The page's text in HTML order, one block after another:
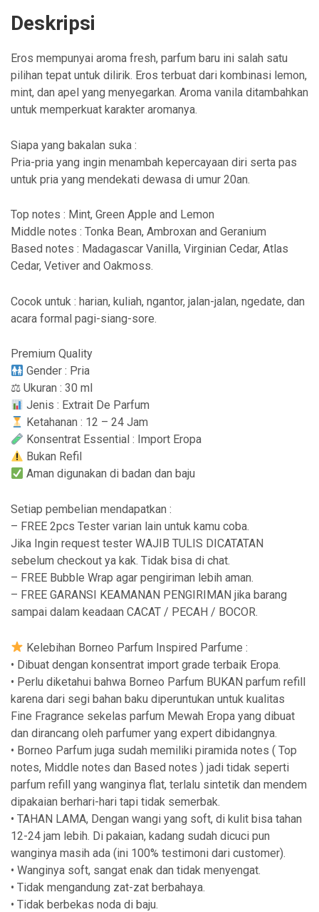
Deskripsi
Eros mempunyai aroma fresh, parfum baru ini salah satu
pilihan tepat untuk dilirik. Eros terbuat dari kombinasi lemon,
mint, dan apel yang menyegarkan. Aroma vanila ditambahkan
untuk memperkuat karakter aromanya.
Siapa yang bakalan suka :
Pria-pria yang ingin menambah kepercayaan diri serta pas
untuk pria yang mendekati dewasa di umur 20an.
Top notes : Mint, Green Apple and Lemon
Middle notes : Tonka Bean, Ambroxan and Geranium
Based notes : Madagascar Vanilla, Virginian Cedar, Atlas
Cedar, Vetiver and Oakmoss.
Cocok untuk : harian, kuliah, ngantor, jalan-jalan, ngedate, dan
acara formal pagi-siang-sore.
Premium Quality
Gender : Pria
⚖ Ukuran : 30 ml
Jenis : Extrait De Parfum
Ketahanan : 12 – 24 Jam
Konsentrat Essential : Import Eropa
Bukan Refil
Aman digunakan di badan dan baju
Setiap pembelian mendapatkan :
– FREE 2pcs Tester varian lain untuk kamu coba.
Jika Ingin request tester WAJIB TULIS DICATATAN
sebelum checkout ya kak. Tidak bisa di chat.
– FREE Bubble Wrap agar pengiriman lebih aman.
– FREE GARANSI KEAMANAN PENGIRIMAN jika barang
sampai dalam keadaan CACAT / PECAH / BOCOR.
Kelebihan Borneo Parfum Inspired Parfume :
• Dibuat dengan konsentrat import grade terbaik Eropa.
• Perlu diketahui bahwa Borneo Parfum BUKAN parfum refill
karena dari segi bahan baku diperuntukan untuk kualitas
Fine Fragrance sekelas parfum Mewah Eropa yang dibuat
dan dirancang oleh parfumer yang expert dibidangnya.
• Borneo Parfum juga sudah memiliki piramida notes ( Top
notes, Middle notes dan Based notes ) jadi tidak seperti
parfum refill yang wanginya flat, terlalu sintetik dan mendem
dipakaian berhari-hari tapi tidak semerbak.
• TAHAN LAMA, Dengan wangi yang soft, di kulit bisa tahan
12-24 jam lebih. Di pakaian, kadang sudah dicuci pun
wanginya masih ada (ini 100% testimoni dari customer).
• Wanginya soft, sangat enak dan tidak menyengat.
• Tidak mengandung zat-zat berbahaya.
• Tidak berbekas noda di baju.